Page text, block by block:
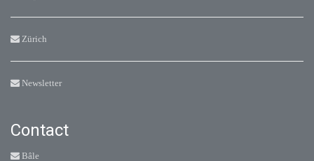
Zürich
Newsletter
Contact
Bâle